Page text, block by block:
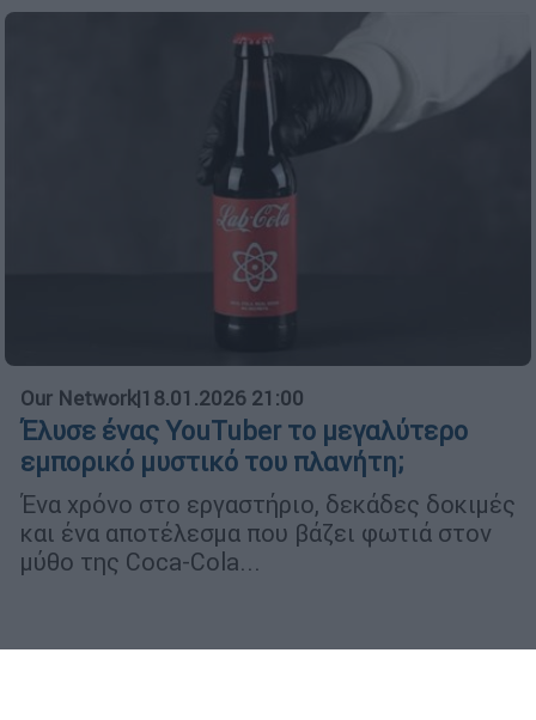
Our Network|18.01.2026 21:00
Έλυσε ένας YouTuber το μεγαλύτερο
εμπορικό μυστικό του πλανήτη;
Ένα χρόνο στο εργαστήριο, δεκάδες δοκιμές
και ένα αποτέλεσμα που βάζει φωτιά στον
μύθο της Coca-Cola...